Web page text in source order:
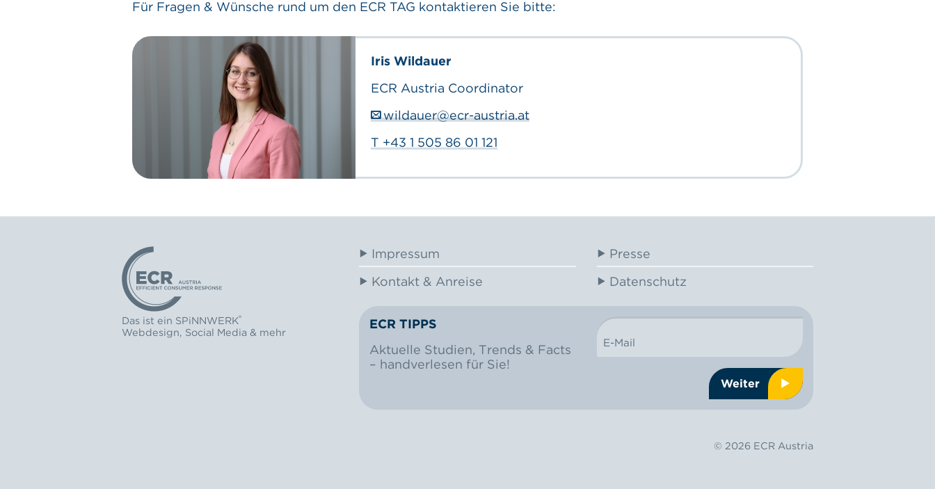
Für Fragen & Wünsche rund um den ECR TAG kontaktieren Sie bitte:
Iris Wildauer
ECR Austria Coordinator
wildauer@ecr-austria.at
T +43 1 505 86 01 121
Impressum
Kontakt & Anreise
Presse
Datenschutz
NEWSLETTER
ECR TIPPS
Aktuelle Studien, Trends & Facts
– handverlesen für Sie!
E-Mail
Weiter
© 2026 ECR Austria
Logo: ECR Austria
Das ist ein SPiNNWERK®
Webdesign, Social Media& mehr